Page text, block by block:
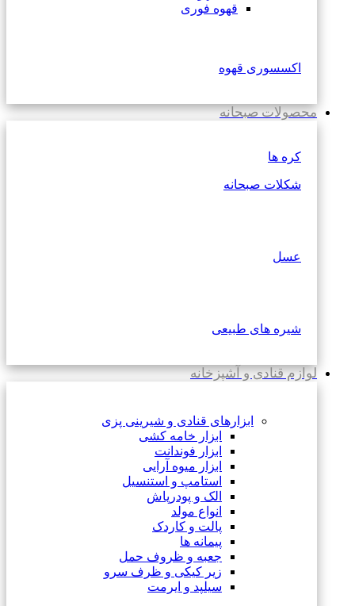
قهوه فوری
اکسسوری قهوه
محصولات صبحانه
کره ها
شکلات صبحانه
عسل
شیره های طبیعی
لوازم قنادی و آشپزخانه
ابزارهای قنادی و شیرینی پزی
ابزار خامه کشی
ابزار فوندانت
ابزار میوه آرایی
استامپ و استنسیل
الک و پودرپاش
انواع مولد
پالت و کاردک
پیمانه ها
جعبه و ظروف حمل
زیر کیکی و ظرف سرو
سیلپد و ایرمت